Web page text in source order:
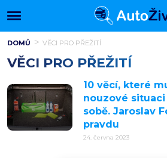
DOMŮ VĚCI PRO PŘEŽITÍ
VĚCI PRO PŘEŽITÍ
10 věcí, které
nouzové
sobě. Jaroslav
pravdu
24. června 2023